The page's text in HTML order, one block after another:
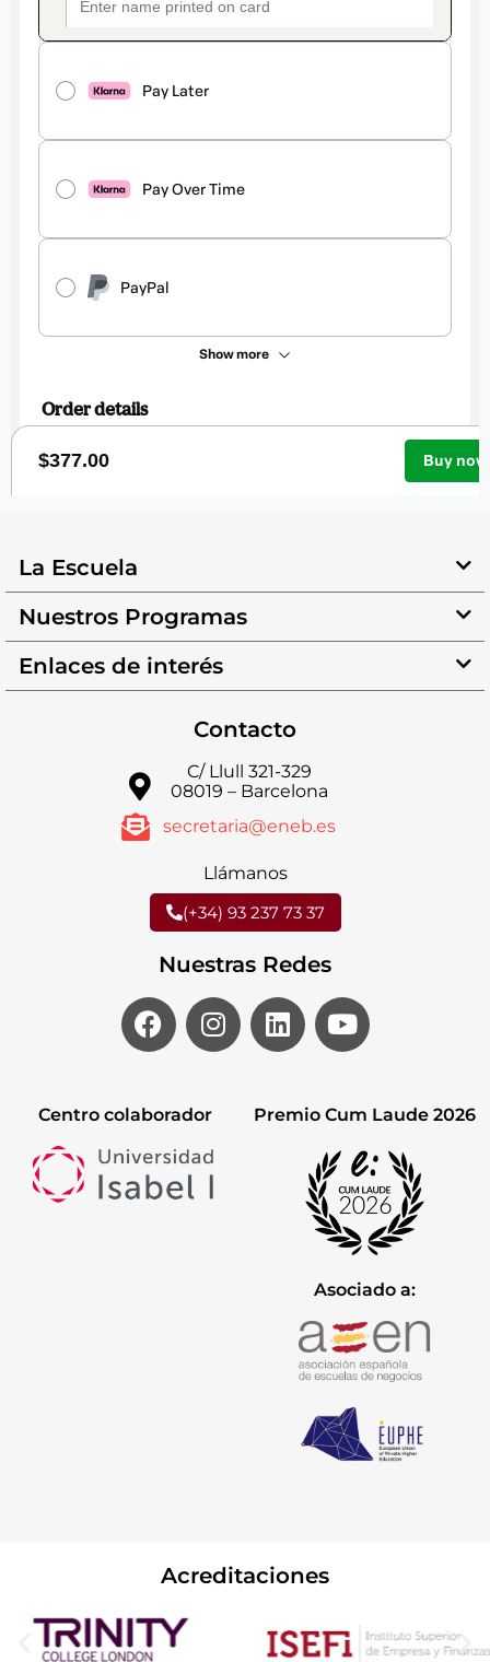
La Escuela
Nuestros Programas
Enlaces de interés
Contacto
C/ Llull 321-329
08019 – Barcelona
secretaria@eneb.es
Llámanos
(+34) 93 237 73 37
Nuestras Redes
Centro colaborador Premio Cum Laude 2026
Asociado a:
Acreditaciones